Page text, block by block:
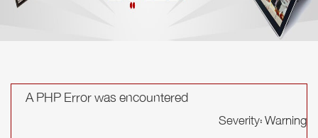
A PHP Error was encountered
Severity: Warning